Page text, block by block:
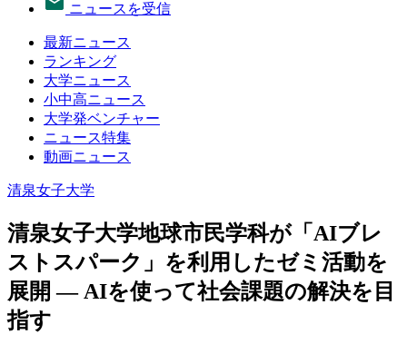
ニュースを受信
最新ニュース
ランキング
大学ニュース
小中高ニュース
大学発ベンチャー
ニュース特集
動画ニュース
清泉女子大学
清泉女子大学地球市民学科が「AIブレ
ストスパーク」を利用したゼミ活動を
展開 — AIを使って社会課題の解決を目
指す